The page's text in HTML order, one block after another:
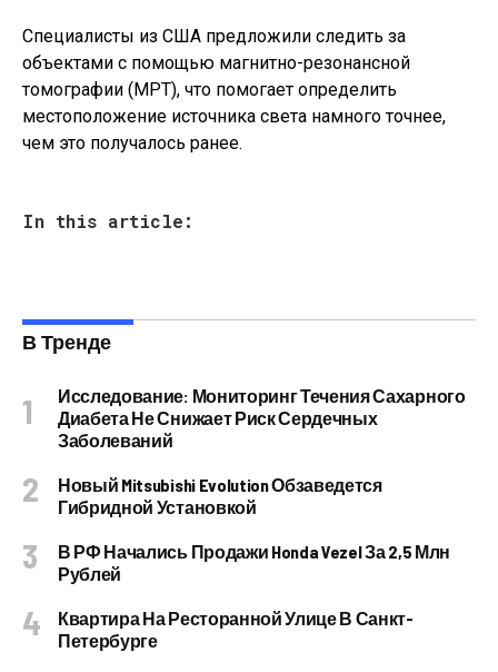
Специалисты из США предложили следить за
объектами с помощью магнитно-резонансной
томографии (МРТ), что помогает определить
местоположение источника света намного точнее,
чем это получалось ранее.
In this article:
В Тренде
Исследование: Мониторинг Течения Сахарного
Диабета Не Снижает Риск Сердечных
Заболеваний
Новый Mitsubishi Evolution Обзаведется
Гибридной Установкой
В РФ Начались Продажи Honda Vezel За 2,5 Млн
Рублей
Квартира На Ресторанной Улице В Санкт-
Петербурге